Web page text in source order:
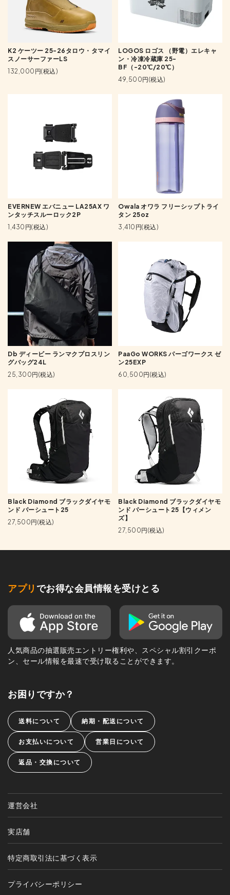
K2 ケーツー 25-26タロウ・タマイ
スノーサーファーLS
132,000円(税込)
LOGOS ロゴス （野電）エレキャ
ン・冷凍冷蔵庫 25-
BF（-20℃/20℃）
49,500円(税込)
EVERNEW エバニュー LA25AX ワ
ンタッチスルーロック2P
1,430円(税込)
Owala オワラ フリーシップトライ
タン 25oz
3,410円(税込)
Db ディービー ランマクプロスリン
グバッグ24L
25,300円(税込)
PaaGo WORKS パーゴワークス ゼ
ン25EXP
60,500円(税込)
Black Diamond ブラックダイヤモ
ンド パーシュート25
27,500円(税込)
Black Diamond ブラックダイヤモ
ンド パーシュート25【ウィメン
ズ】
27,500円(税込)
アプリ でお得な会員情報を受けとる
人気商品の抽選販売エントリー権利や、スペシャル割引クーポ
ン、セール情報を最速で受け取ることができます。
お困りですか？
送料について 納期・配送について
お支払いについて 営業日について
返品・交換について
運営会社
実店舗
特定商取引法に基づく表示
プライバシーポリシー